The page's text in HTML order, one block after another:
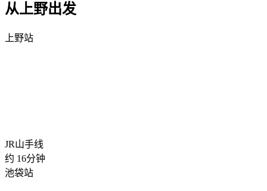
从上野出发
上野站
JR山手线
约 16分钟
池袋站